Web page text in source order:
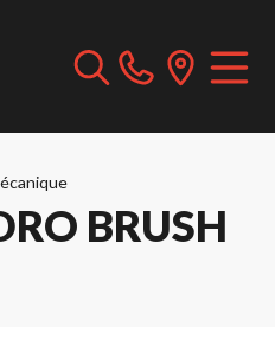
BRUSH